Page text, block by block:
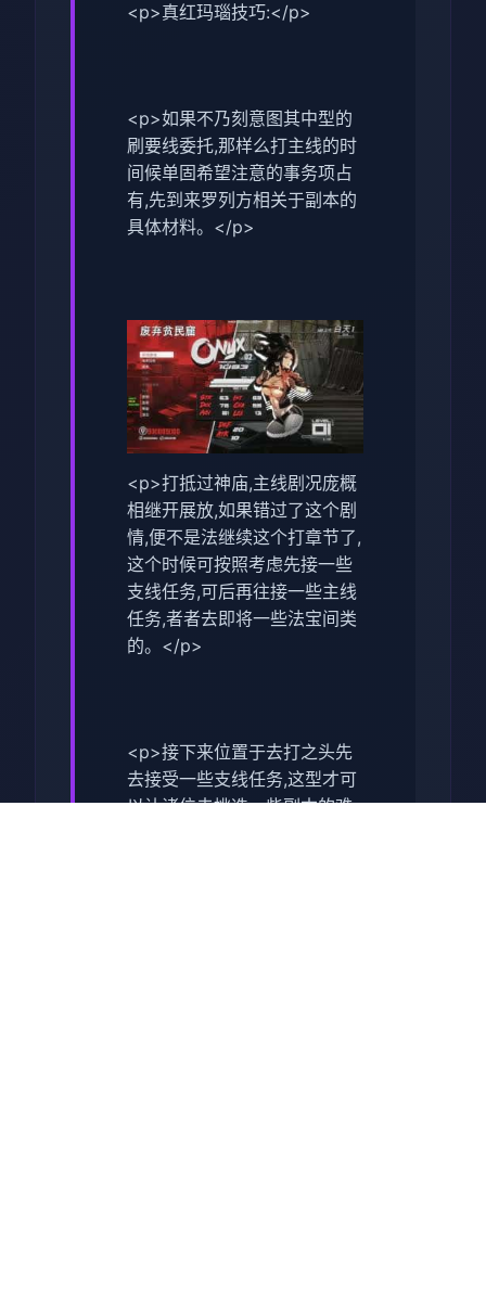
<p>真红玛瑙技巧:</p>
<p>如果不乃刻意图其中型的
刷要线委托,那样么打主线的时
间候单固希望注意的事务项占
有,先到来罗列方相关于副本的
具体材料。</p>
<p>打抵过神庙,主线剧况庞概
相继开展放,如果错过了这个剧
情,便不是法继续这个打章节了,
这个时候可按照考虑先接一些
支线任务,可后再往接一些主线
任务,者者去即将一些法宝间类
的。</p>
<p>接下来位置于去打之头先
去接受一些支线任务,这型才可
以让诸位去挑选一些副本的难